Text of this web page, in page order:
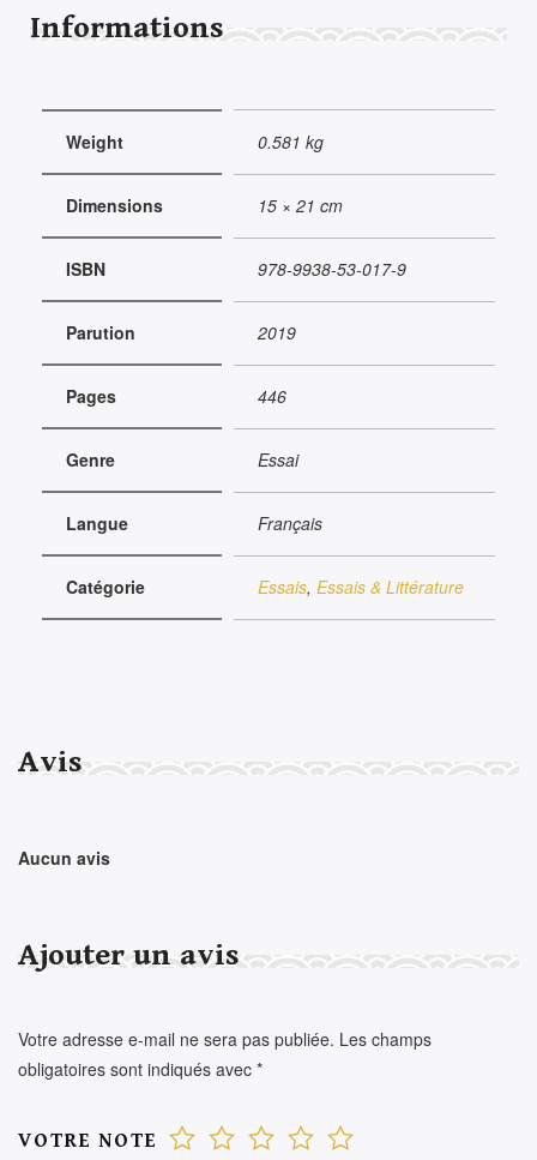
D’IMMIGRÉS
FRANCE
ET
EN
TUNISIE
Informations
Weight 0.581 kg
Dimensions 15 × 21 cm
ISBN 978-9938-53-017-9
Parution 2019
Pages 446
Genre Essai
Langue Français
Catégorie Essais, Essais & Littérature
Avis
Aucun avis
Ajouter un avis
Votre adresse e-mail ne sera pas publiée. Les champs
obligatoires sont indiqués avec *
VOTRE NOTE